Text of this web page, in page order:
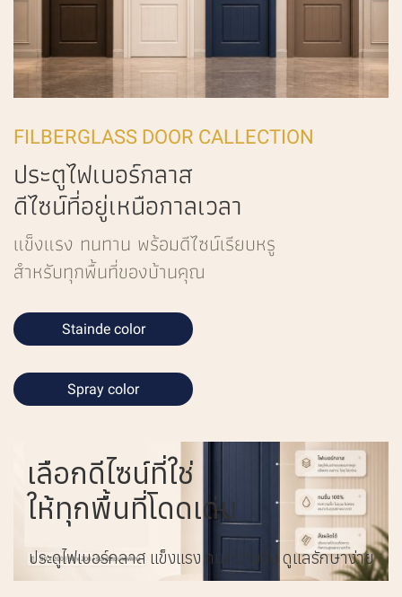
FILBERGLASS DOOR CALLECTION
ประตูไฟเบอร์กลาส
ดีไซน์ที่อยู่เหนือกาลเวลา
แข็งแรง ทนทาน พร้อมดีไซน์เรียบหรู
สำหรับทุกพื้นที่ของบ้านคุณ
Stainde color
Spray color
เลือกดีไซน์ที่ใช่
ให้ทุกพื้นที่โดดเด่น
ประดูไฟเบอร์กลาส แข็งแรง ทนความชื้น ดูแลรักษาง่าย